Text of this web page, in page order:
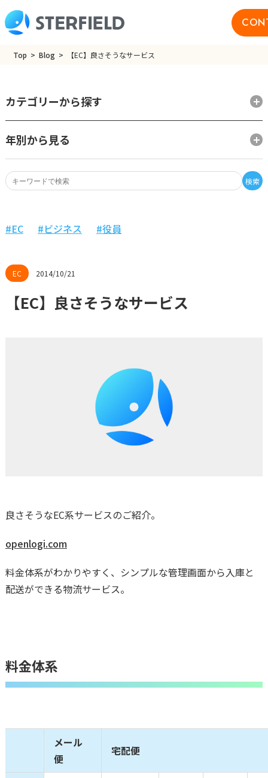
Top Blog 【EC】良さそうなサービス
検索
カテゴリーから探す
年別から見る
2014/10/21
EC ビジネス 役員
【EC】良さそうなサービス
良さそうなEC系サービスのご紹介。
openlogi.com
料金体系がわかりやすく、シンプルな管理画面から入庫と
配送ができる物流サービス。
料金体系
メール
便
宅配便